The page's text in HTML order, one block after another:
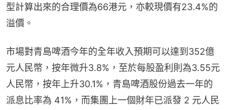
型計算出來的合理價為66港元，亦較現價有23.4%的
溢價。
市場對青島啤酒今年的全年收入預期可以達到352億
元人民幣，按年微升3.8%，至於每股盈利則為3.55元
人民幣，按年上升30.1%，青島啤酒股份過去一年的
派息比率為 41%，而集團上一個財年已派發 2 元人民